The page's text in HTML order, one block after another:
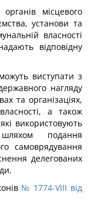
місцевого
установи та
власності
відповідну
виступати з
нагляду
та організаціях,
а також
використовують
подання
самоврядування
делегованих
№ 1774-VIII від